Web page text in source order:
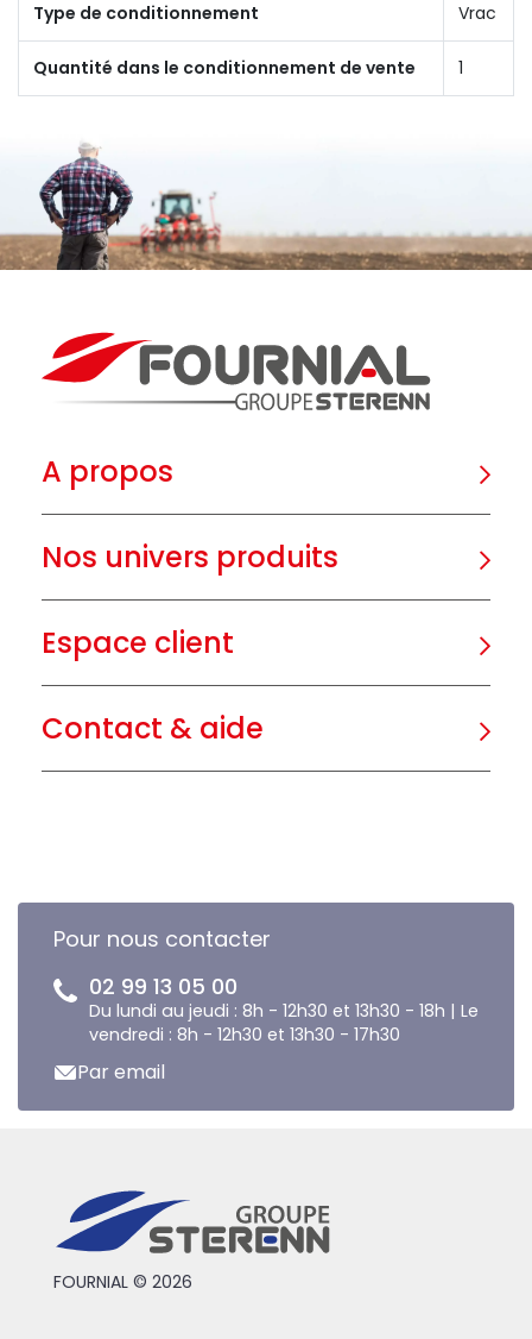
Type de conditionnement Vrac
Quantité dans le conditionnement de vente 1
A propos
Nos univers produits
Espace client
Contact & aide
Pour nous contacter
02 99 13 05 00
Du lundi au jeudi : 8h - 12h30 et 13h30 - 18h | Le
vendredi : 8h - 12h30 et 13h30 - 17h30
Par email
FOURNIAL © 2026